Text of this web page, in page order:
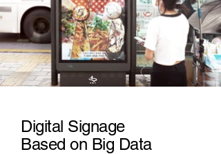
Digital Signage
Based on Big Data